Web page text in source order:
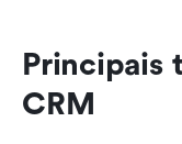
Principais
CRM